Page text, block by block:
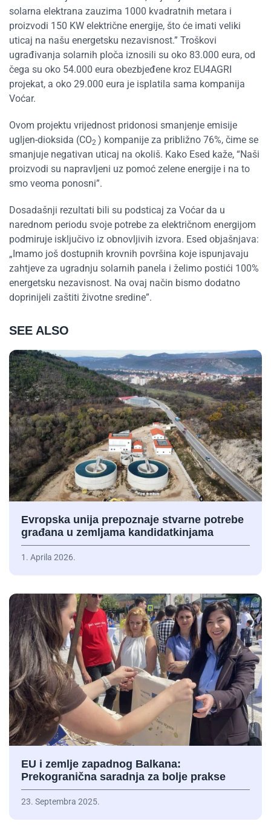
solarna elektrana zauzima 1000 kvadratnih metara i
proizvodi 150 KW električne energije, što će imati veliki
uticaj na našu energetsku nezavisnost.” Troškovi
ugrađivanja solarnih ploča iznosili su oko 83.000 eura, od
čega su oko 54.000 eura obezbjeđene kroz EU4AGRI
projekat, a oko 29.000 eura je isplatila sama kompanija
Voćar.
Ovom projektu vrijednost pridonosi smanjenje emisije
ugljen-dioksida (CO2 ) kompanije za približno 76%, čime se
smanjuje negativan uticaj na okoliš. Kako Esed kaže, “Naši
proizvodi su napravljeni uz pomoć zelene energije i na to
smo veoma ponosni”.
Dosadašnji rezultati bili su podsticaj za Voćar da u
narednom periodu svoje potrebe za električnom energijom
podmiruje isključivo iz obnovljivih izvora. Esed objašnjava:
„Imamo još dostupnih krovnih površina koje ispunjavaju
zahtjeve za ugradnju solarnih panela i želimo postići 100%
energetsku nezavisnost. Na ovaj način bismo dodatno
doprinijeli zaštiti životne sredine”.
SEE ALSO
Evropska unija prepoznaje stvarne potrebe
građana u zemljama kandidatkinjama
1. Aprila 2026.
EU i zemlje zapadnog Balkana:
Prekogranična saradnja za bolje prakse
23. Septembra 2025.